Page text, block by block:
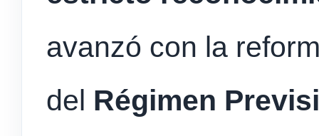
avanzó con la
del Régimen